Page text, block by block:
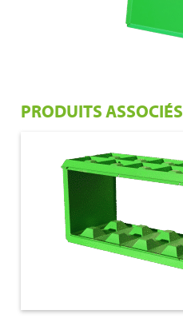
PRODUITS ASSOCIÉS
€ 1.425,00
180x60x60